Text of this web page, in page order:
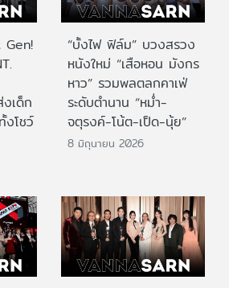
งเด็ก
งโชว์
“บั้งไฟ ฟิล์ม” บวงสรวง
หนังใหม่ “เสือหอน มังกร
หาว” รวมพลตลกคาเฟ่
ระดับตำนาน “หม่ำ-
จตุรงค์-โน้ต-เป็ด-นุ้ย”
8 มิถุนายน 2026